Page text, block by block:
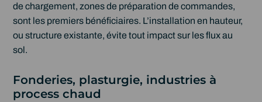
de chargement, zones de préparation de commandes,
sont les premiers bénéficiaires. L’installation en hauteur,
ou structure existante, évite tout impact sur les flux au
sol.
Fonderies, plasturgie, industries à
process chaud